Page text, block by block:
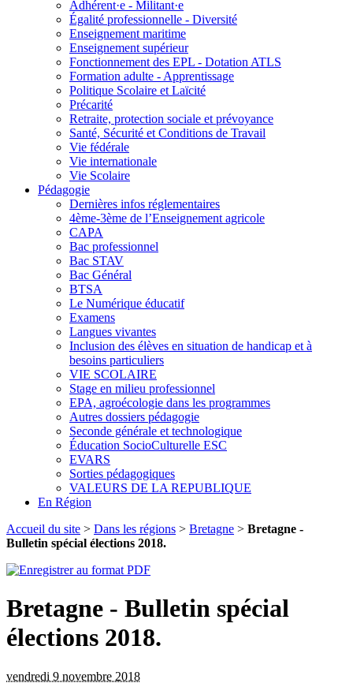
Adhérent·e - Militant·e
Égalité professionnelle - Diversité
Enseignement maritime
Enseignement supérieur
Fonctionnement des EPL - Dotation ATLS
Formation adulte - Apprentissage
Politique Scolaire et Laïcité
Précarité
Retraite, protection sociale et prévoyance
Santé, Sécurité et Conditions de Travail
Vie fédérale
Vie internationale
Vie Scolaire
Pédagogie
Dernières infos réglementaires
4ème-3ème de l’Enseignement agricole
CAPA
Bac professionnel
Bac STAV
Bac Général
BTSA
Le Numérique éducatif
Examens
Langues vivantes
Inclusion des élèves en situation de handicap et à
besoins particuliers
VIE SCOLAIRE
Stage en milieu professionnel
EPA, agroécologie dans les programmes
Autres dossiers pédagogie
Seconde générale et technologique
Éducation SocioCulturelle ESC
EVARS
Sorties pédagogiques
VALEURS DE LA REPUBLIQUE
En Région
Accueil du site > Dans les régions > Bretagne > Bretagne -
Bulletin spécial élections 2018.
Bretagne - Bulletin spécial
élections 2018.
vendredi 9 novembre 2018